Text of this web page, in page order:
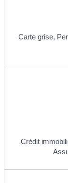
Carte grise,
Crédit